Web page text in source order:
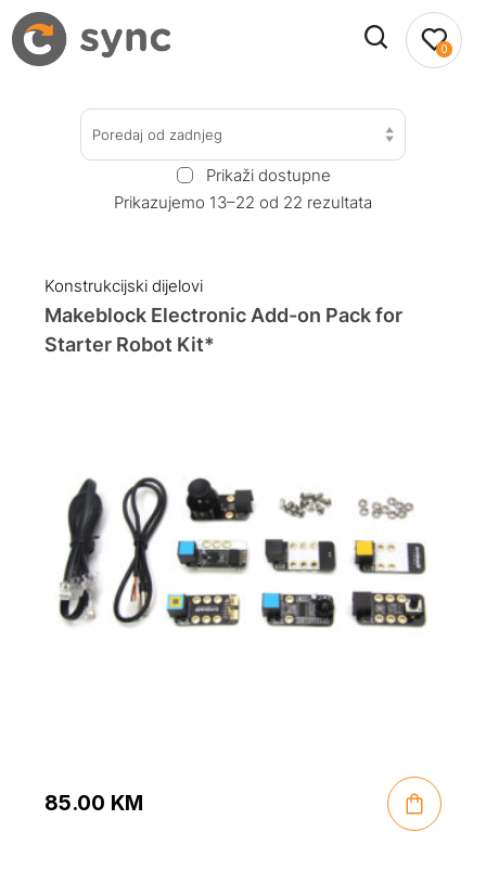
0
Poredaj od zadnjeg
Prikaži dostupne
Prikazujemo 13–22 od 22 rezultata
Konstrukcijski dijelovi
Makeblock Electronic Add-on Pack for
Starter Robot Kit*
85.00 KM